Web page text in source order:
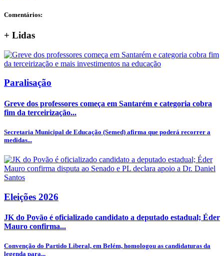
Comentários:
+ Lidas
Paralisação
Greve dos professores começa em Santarém e categoria cobra
fim da terceirização...
Secretaria Municipal de Educação (Semed) afirma que poderá recorrer a
medidas...
Eleições 2026
JK do Povão é oficializado candidato a deputado estadual; Éder
Mauro confirma...
Convenção do Partido Liberal, em Belém, homologou as candidaturas da
legenda para...